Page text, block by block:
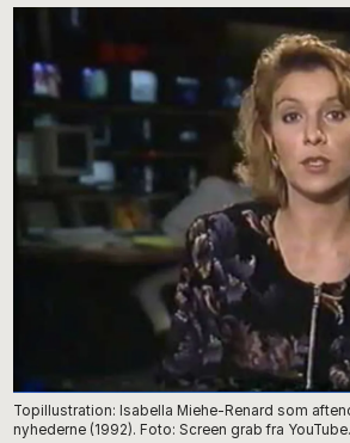
Topillustration: Isabella Miehe-Renard som
nyhederne (1992). Foto: Screen grab fra YouTube.